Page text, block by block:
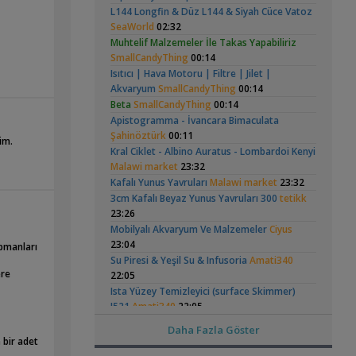
bir adet
Yeni Üye Forumu
👋 Yeni Gelenler Buradan Merhaba Desin
wolk23,12:03
Yeni Üye Forumu
Büyükşehir Belediyesi Çalışıyor,gece 3 😊
MasterChiefHakan,10:09
Yeni Üye Forumu
Bitkili Tankda Led Kullanımı
dreamcatcherr,09:15
Işık CO2 ve Ekipmanlar
Dıy - Akvaryum Aydınlatması Hakkında
Bilgi Minics ,01:42
Yeni Üye Forumu
130 Lt 50+ Lepistes İçin8.500 Tl Bütçeli
Dışfiltre Serpent,00:15
Yeni Üye Forumu
Catappa YetişiyorumRafayel,22:46
Bitki Türleri ve Bakımı
Akvaredden Gelen BitkilerSufisu,21:48
Bitki Türleri ve Bakımı
Akvaryum Tanıtımı
Japon Balığım Yüzeyde Hava Almaya
Yavruları
Betta Antuta
Ramshorn Hakkında
Her Şey
Elma Salyangozu
Güncel
(200 Litre)
30x20x20 Ramshorn
Leonardit Zeminli
Akvaryum Kurulumu
Neon Tetra
L144 Longfin & Düz L144 & Siyah Cüce Vatoz
SeaWorld 02:32
Muhtelif Malzemeler İle Takas Yapabiliriz
SmallCandyThing 00:14
Isıtıcı | Hava Motoru | Filtre | Jilet |
Akvaryum SmallCandyThing 00:14
Beta SmallCandyThing 00:14
Apistogramma - İvancara Bimaculata
Şahinöztürk 00:11
Kral Ciklet - Albino Auratus - Lombardoi Kenyi
Malawi market 23:32
Kafalı Yunus Yavruları Malawi market 23:32
3cm Kafalı Beyaz Yunus Yavruları 300 tetikk
23:26
Mobilyalı Akvaryum Ve Malzemeler Ciyus
23:04
Su Piresi & Yeşil Su & Infusoria Amati340
22:05
Ista Yüzey Temizleyici (surface Skimmer)
I521 Amati340 22:05
Daha Fazla Göster